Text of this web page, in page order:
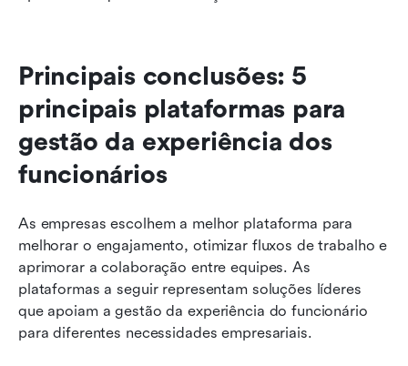
Principais conclusões: 5
principais plataformas para
gestão da experiência dos
funcionários
As empresas escolhem a melhor plataforma para
melhorar o engajamento, otimizar fluxos de trabalho e
aprimorar a colaboração entre equipes. As
plataformas a seguir representam soluções líderes
que apoiam a gestão da experiência do funcionário
para diferentes necessidades empresariais.